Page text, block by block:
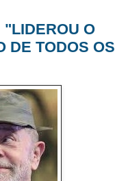
"LIDEROU O
DE TODOS OS